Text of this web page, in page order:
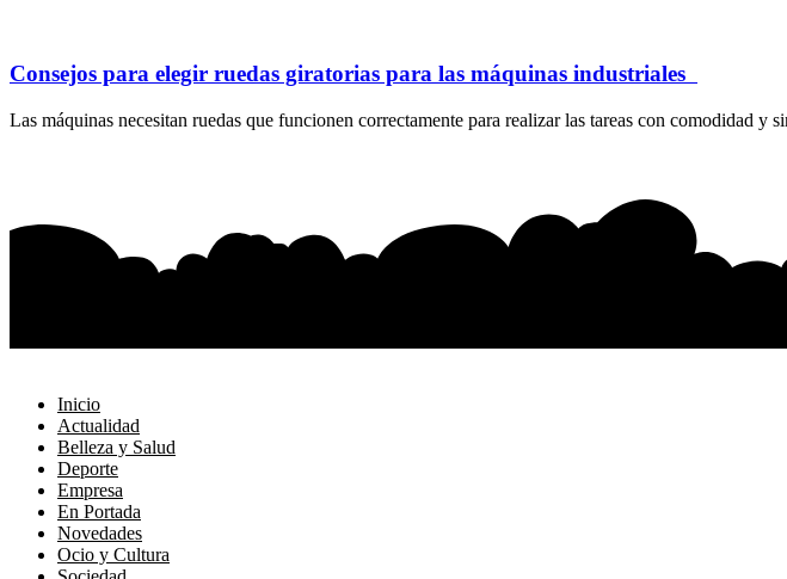
Consejos para elegir ruedas giratorias para las máquinas industriales
Las máquinas necesitan ruedas que funcionen correctamente para realizar las tareas con comodidad
Inicio
Actualidad
Belleza y Salud
Deporte
Empresa
En Portada
Novedades
Ocio y Cultura